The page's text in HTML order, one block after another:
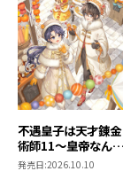
イラストを担当
ヌです。
はやいもので
各登場人物たち
になります。
みんなかわいく
思わず祖母の顔
それを描かせて
不遇皇子は天才錬金
術師11～皇帝なんて
柄じゃないので弟妹
発売日:2026.10.10